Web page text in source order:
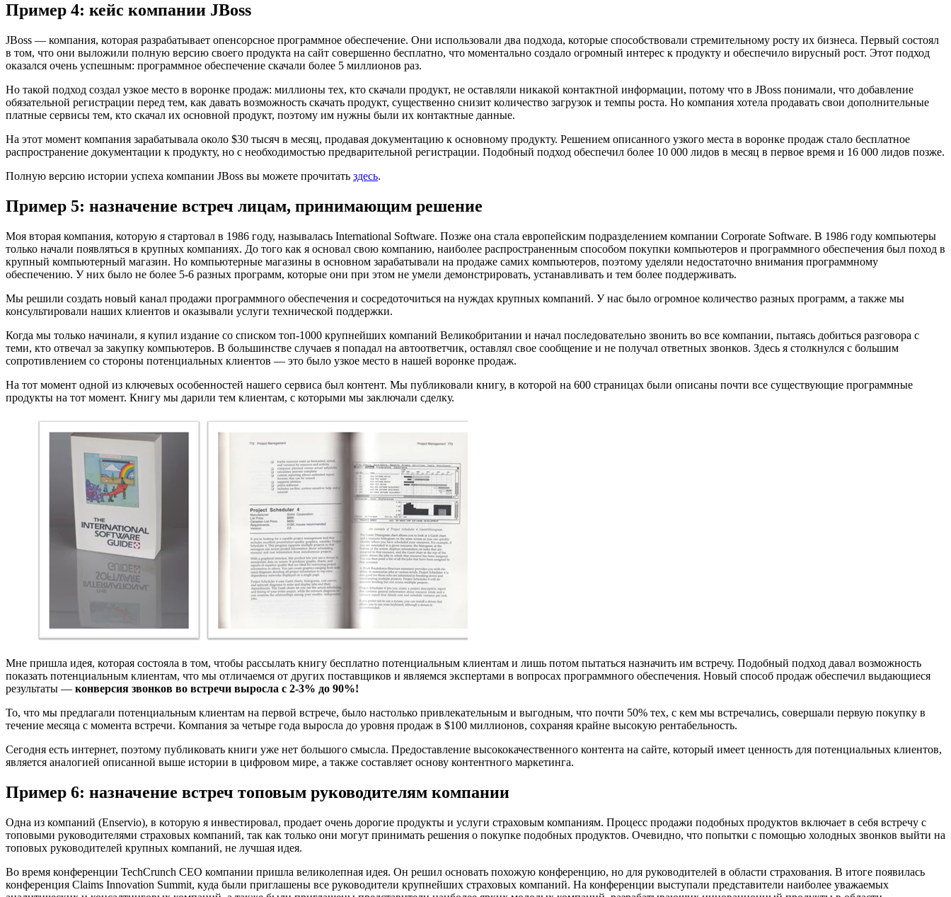
Пример 4: кейс компании JBoss
JBoss — компания, которая разрабатывает опенсорсное программное обеспечение. Они использовали два подхода, которые способствовали стремительному росту их бизнеса. Первый состоял
в том, что они выложили полную версию своего продукта на сайт совершенно бесплатно, что моментально создало огромный интерес к продукту и обеспечило вирусный рост. Этот подход
оказался очень успешным: программное обеспечение скачали более 5 миллионов раз.
Но такой подход создал узкое место в воронке продаж: миллионы тех, кто скачали продукт, не оставляли никакой контактной информации, потому что в JBoss понимали, что добавление
обязательной регистрации перед тем, как давать возможность скачать продукт, существенно снизит количество загрузок и темпы роста. Но компания хотела продавать свои дополнительные
платные сервисы тем, кто скачал их основной продукт, поэтому им нужны были их контактные данные.
На этот момент компания зарабатывала около $30 тысяч в месяц, продавая документацию к основному продукту. Решением описанного узкого места в воронке продаж стало бесплатное
распространение документации к продукту, но с необходимостью предварительной регистрации. Подобный подход обеспечил более 10 000 лидов в месяц в первое время и 16 000 лидов позже.
Полную версию истории успеха компании JBoss вы можете прочитать здесь.
Пример 5: назначение встреч лицам, принимающим решение
Моя вторая компания, которую я стартовал в 1986 году, называлась International Software. Позже она стала европейским подразделением компании Corporate Software. В 1986 году компьютеры
только начали появляться в крупных компаниях. До того как я основал свою компанию, наиболее распространенным способом покупки компьютеров и программного обеспечения был поход в
крупный компьютерный магазин. Но компьютерные магазины в основном зарабатывали на продаже самих компьютеров, поэтому уделяли недостаточно внимания программному
обеспечению. У них было не более 5-6 разных программ, которые они при этом не умели демонстрировать, устанавливать и тем более поддерживать.
Мы решили создать новый канал продажи программного обеспечения и сосредоточиться на нуждах крупных компаний. У нас было огромное количество разных программ, а также мы
консультировали наших клиентов и оказывали услуги технической поддержки.
Когда мы только начинали, я купил издание со списком топ-1000 крупнейших компаний Великобритании и начал последовательно звонить во все компании, пытаясь добиться разговора с
теми, кто отвечал за закупку компьютеров. В большинстве случаев я попадал на автоответчик, оставлял свое сообщение и не получал ответных звонков. Здесь я столкнулся с большим
сопротивлением со стороны потенциальных клиентов — это было узкое место в нашей воронке продаж.
На тот момент одной из ключевых особенностей нашего сервиса был контент. Мы публиковали книгу, в которой на 600 страницах были описаны почти все существующие программные
продукты на тот момент. Книгу мы дарили тем клиентам, с которыми мы заключали сделку.
Мне пришла идея, которая состояла в том, чтобы рассылать книгу бесплатно потенциальным клиентам и лишь потом пытаться назначить им встречу. Подобный подход давал возможность
показать потенциальным клиентам, что мы отличаемся от других поставщиков и являемся экспертами в вопросах программного обеспечения. Новый способ продаж обеспечил выдающиеся
результаты — конверсия звонков во встречи выросла с 2-3% до 90%!
То, что мы предлагали потенциальным клиентам на первой встрече, было настолько привлекательным и выгодным, что почти 50% тех, с кем мы встречались, совершали первую покупку в
течение месяца с момента встречи. Компания за четыре года выросла до уровня продаж в $100 миллионов, сохраняя крайне высокую рентабельность.
Сегодня есть интернет, поэтому публиковать книги уже нет большого смысла. Предоставление высококачественного контента на сайте, который имеет ценность для потенциальных клиентов,
является аналогией описанной выше истории в цифровом мире, а также составляет основу контентного маркетинга.
Пример 6: назначение встреч топовым руководителям компании
Одна из компаний (Enservio), в которую я инвестировал, продает очень дорогие продукты и услуги страховым компаниям. Процесс продажи подобных продуктов включает в себя встречу с
топовыми руководителями страховых компаний, так как только они могут принимать решения о покупке подобных продуктов. Очевидно, что попытки с помощью холодных звонков выйти на
топовых руководителей крупных компаний, не лучшая идея.
Во время конференции TechCrunch CEO компании пришла великолепная идея. Он решил основать похожую конференцию, но для руководителей в области страхования. В итоге появилась
конференция Claims Innovation Summit, куда были приглашены все руководители крупнейших страховых компаний. На конференции выступали представители наиболее уважаемых